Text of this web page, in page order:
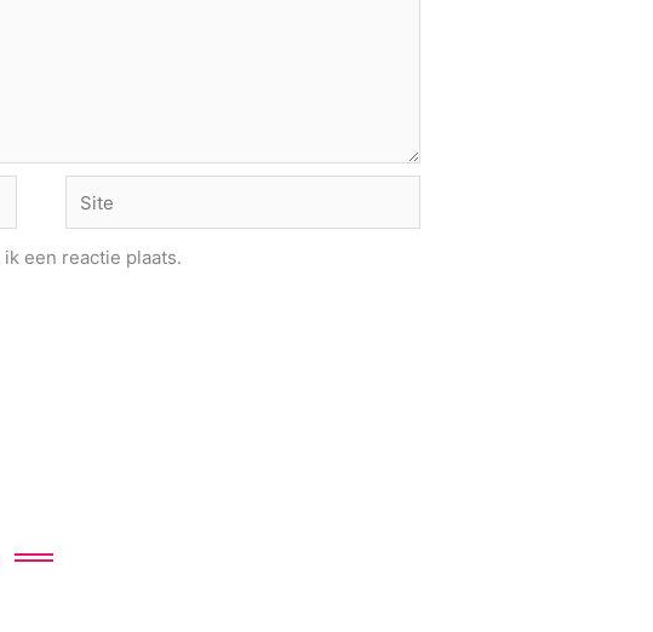
Site
een reactie plaats.